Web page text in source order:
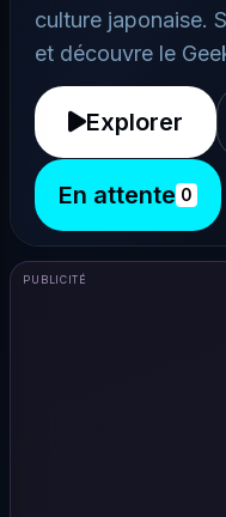
culture japonaise.
et découvre le
Explorer
En attente 0
PUBLICITÉ